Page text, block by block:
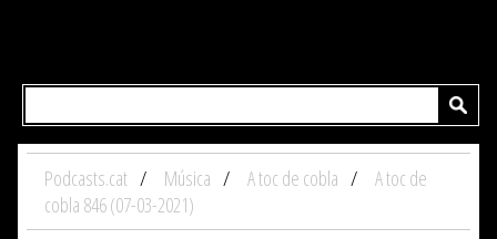
Podcasts.cat Música A toc de cobla
A toc de
cobla 846 (07-03-2021)